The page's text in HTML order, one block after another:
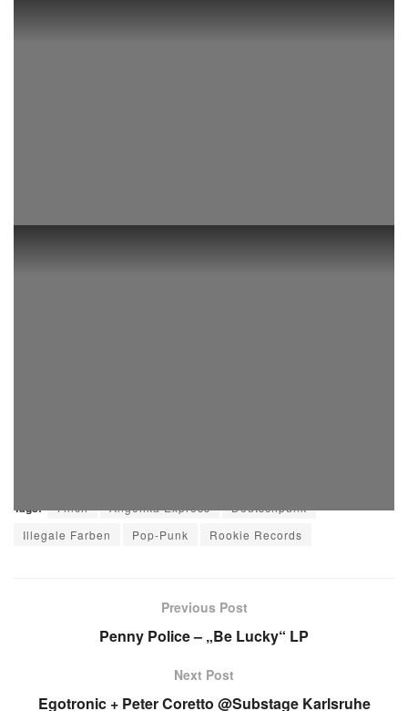
Tags: 7inch Angelika Express
Deutschpunk
Illegale Farben
Pop-Punk Rookie Records
Previous Post
Penny Police – „Be Lucky“ LP
Next Post
Egotronic + Peter Coretto @Substage Karlsruhe